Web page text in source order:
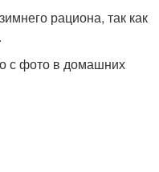
рациона, так как
с фото в домашних